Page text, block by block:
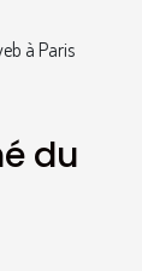
à Paris
du